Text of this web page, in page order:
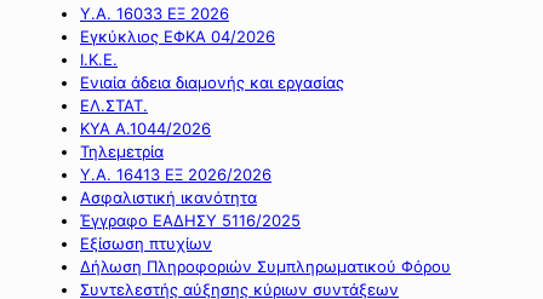
Υ.Α. 16033 ΕΞ 2026
Εγκύκλιος ΕΦΚΑ 04/2026
Ι.Κ.Ε.
Ενιαία άδεια διαμονής και εργασίας
ΕΛ.ΣΤΑΤ.
ΚΥΑ Α.1044/2026
Τηλεμετρία
Υ.Α. 16413 ΕΞ 2026/2026
Ασφαλιστική ικανότητα
Έγγραφο ΕΑΔΗΣΥ 5116/2025
Εξίσωση πτυχίων
Δήλωση Πληροφοριών Συμπληρωματικού Φόρου
Συντελεστής αύξησης κύριων συντάξεων